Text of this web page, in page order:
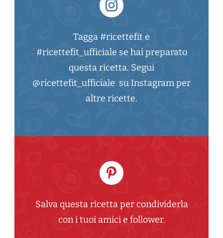
Tagga #ricettefit e
#ricettefit_ufficiale se hai preparato
questa ricetta. Segui
@ricettefit_ufficiale su Instagram per
altre ricette.
Salva questa ricetta per condividerla
con i tuoi amici e follower.